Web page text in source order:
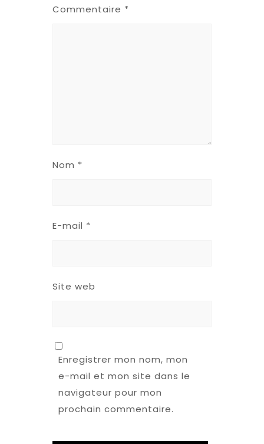
Commentaire *
Nom *
E-mail *
Site web
Enregistrer mon nom, mon
e-mail et mon site dans le
navigateur pour mon
prochain commentaire.